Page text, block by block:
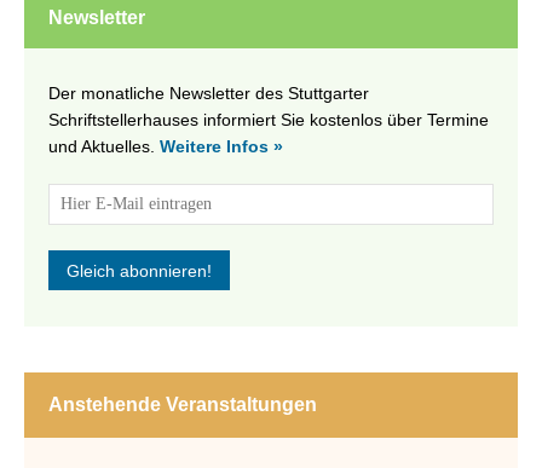
Newsletter
Der monatliche Newsletter des Stuttgarter
Schriftstellerhauses informiert Sie kostenlos über Termine
und Aktuelles. Weitere Infos »
Anstehende Veranstaltungen